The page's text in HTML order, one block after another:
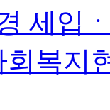
세입
회복지